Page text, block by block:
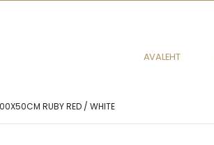
AVALEHT
RUBY RED / WHITE